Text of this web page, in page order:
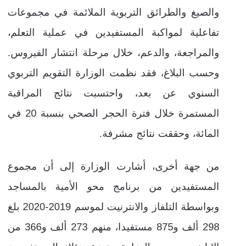
والصيغ والطرائق التربوية الملائمة في مجموعات
تفاعلية لمواكبة المستفيدين في عملية التعلم،
والمراجعة، والدعم، خلال مرحلة انتشار الفيروس.
وحسب البلاغ، فقد نظمت الوزارة التقويم التربوي
السنوي عن بعد، واحتسبت نتائج المراقبة
المستمرة خلال فترة الحجر الصحي بنسبة 20 في
المائة، وحققت نتائج مشرفة.
من جهة أخرى، أشارت الوزارة إلى أن مجموع
المستفيدين من برنامج محو الأمية بالمساجد
وبواسطة التلفاز والانترنيت لموسم 2019-2020 بلغ
298 ألف و875 مستفيدا، منهم 273 ألف و366 من